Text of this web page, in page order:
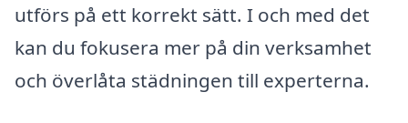
utförs på ett korrekt sätt. I och med det
kan du fokusera mer på din verksamhet
och överlåta städningen till experterna.